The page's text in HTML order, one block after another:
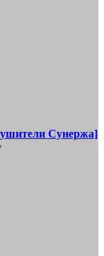
Сунержа]